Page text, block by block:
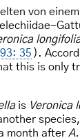
von
35 ).
this is only
is Veronica
species,
month after